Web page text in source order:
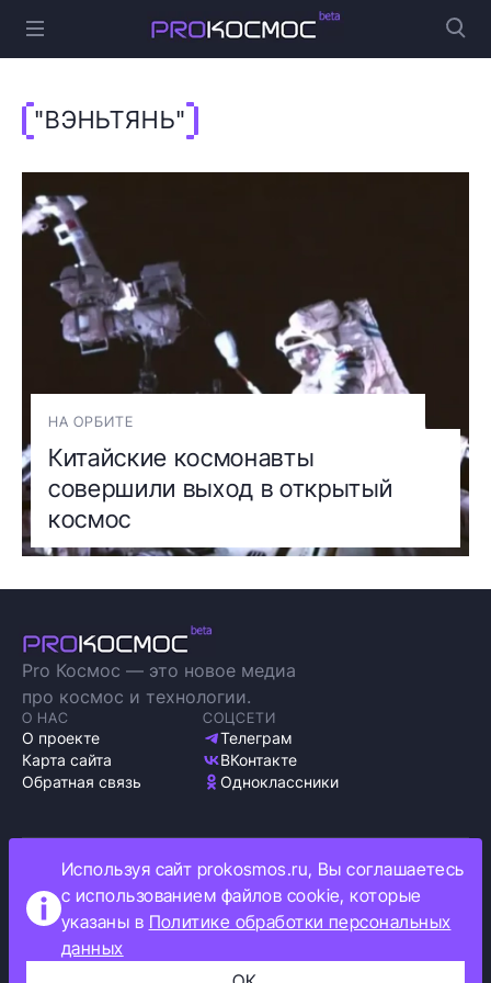
"ВЭНЬТЯНЬ"
НА ОРБИТЕ
Китайские космонавты
совершили выход в открытый
космос
Pro Космос — это новое медиа
про космос и технологии.
О НАС
О проекте
Карта сайта
Обратная связь
СОЦСЕТИ
Телеграм
ВКонтакте
Одноклассники
Политика обработки персональных данных
Как мы используем cookie
Информация об ограничениях
Используя сайт prokosmos.ru, Вы соглашаетесь
с использованием файлов cookie, которые
указаны в Политике обработки персональных
данных